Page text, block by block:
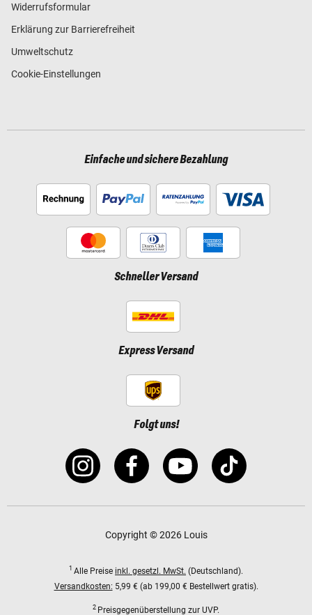
Widerrufsformular
Erklärung zur Barrierefreiheit
Umweltschutz
Cookie-Einstellungen
Einfache und sichere Bezahlung
Schneller Versand
Express Versand
Folgt uns!
Copyright © 2026 Louis
1 Alle Preise inkl. gesetzl. MwSt. (Deutschland).
Versandkosten: 5,99 € (ab 199,00 € Bestellwert gratis).
2 Preisgegenüberstellung zur UVP.